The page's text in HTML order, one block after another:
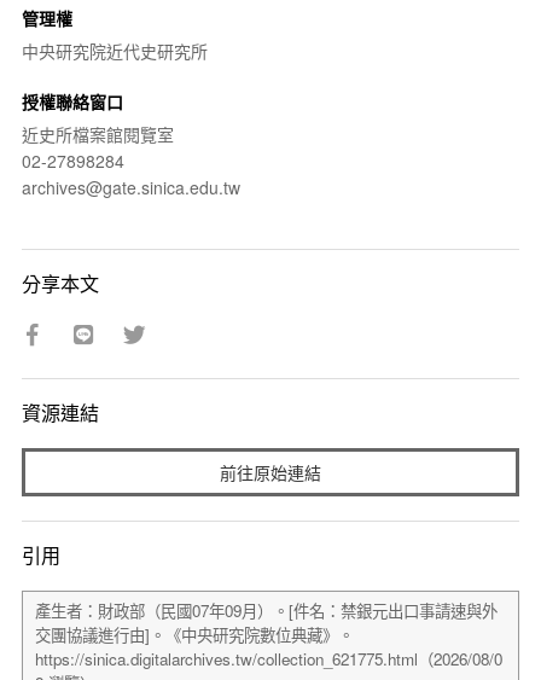
管理權
中央研究院近代史研究所
授權聯絡窗口
近史所檔案館閱覽室
02-27898284
archives@gate.sinica.edu.tw
分享本文
資源連結
前往原始連結
引用